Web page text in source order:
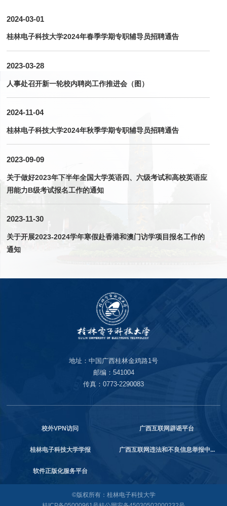
2024-03-01
桂林电子科技大学2024年春季学期专职辅导员招聘通告
2023-03-28
人事处召开新一轮校内聘岗工作推进会（图）
2024-11-04
桂林电子科技大学2024年秋季学期专职辅导员招聘通告
2023-09-09
关于做好2023年下半年全国大学英语四、六级考试和高校英语应
用能力B级考试报名工作的通知
2023-11-30
关于开展2023-2024学年寒假赴香港和澳门访学项目报名工作的
通知
地址：中国广西桂林金鸡路1号
邮编：541004
传真：0773-2290083
校外VPN访问 广西互联网辟谣平台
桂林电子科技大学学报 广西互联网违法和不良信息举报中...
软件正版化服务平台
©版权所有：桂林电子科技大学